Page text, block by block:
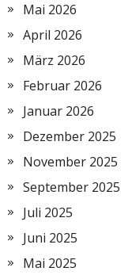
Mai 2026
April 2026
März 2026
Februar 2026
Januar 2026
Dezember 2025
November 2025
September 2025
Juli 2025
Juni 2025
Mai 2025